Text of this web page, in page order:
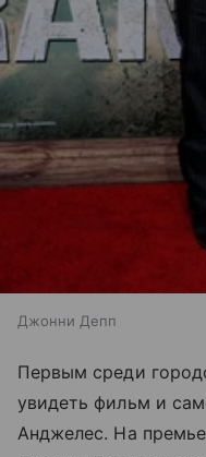
Джонни Депп
Первым среди
увидеть фильм и
Анджелес. На